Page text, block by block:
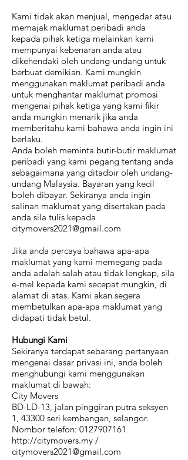
Kami tidak akan menjual, mengedar atau
memajak maklumat peribadi anda
kepada pihak ketiga melainkan kami
mempunyai kebenaran anda atau
dikehendaki oleh undang-undang untuk
berbuat demikian. Kami mungkin
menggunakan maklumat peribadi anda
untuk menghantar maklumat promosi
mengenai pihak ketiga yang kami fikir
anda mungkin menarik jika anda
memberitahu kami bahawa anda ingin ini
berlaku.
Anda boleh meminta butir-butir maklumat
peribadi yang kami pegang tentang anda
sebagaimana yang ditadbir oleh undang-
undang Malaysia. Bayaran yang kecil
boleh dibayar. Sekiranya anda ingin
salinan maklumat yang disertakan pada
anda sila tulis kepada
citymovers2021@gmail.com
Jika anda percaya bahawa apa-apa
maklumat yang kami memegang pada
anda adalah salah atau tidak lengkap, sila
e-mel kepada kami secepat mungkin, di
alamat di atas. Kami akan segera
membetulkan apa-apa maklumat yang
didapati tidak betul.
Hubungi Kami
Sekiranya terdapat sebarang pertanyaan
mengenai dasar privasi ini, anda boleh
menghubungi kami menggunakan
maklumat di bawah:
City Movers
BD-LD-13, jalan pinggiran putra seksyen
1, 43300 seri kembangan, selangor.
Nombor telefon: 0127907161
http://citymovers.my /
citymovers2021@gmail.com